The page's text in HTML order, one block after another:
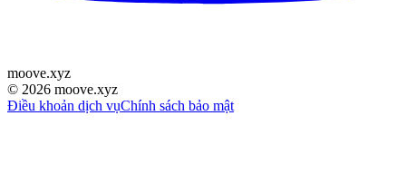
moove.xyz
© 2026 moove.xyz
Điều khoản dịch vụChính sách bảo mật